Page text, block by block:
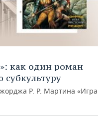
как один роман
Р. Р. Мартина «Игра